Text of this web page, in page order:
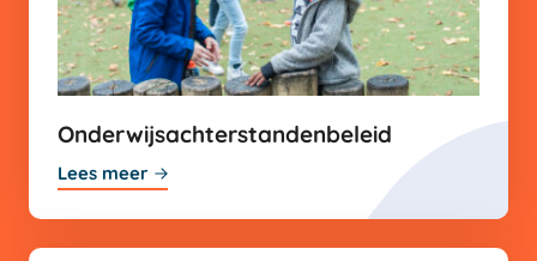
Onderwijsachterstandenbeleid
Lees meer